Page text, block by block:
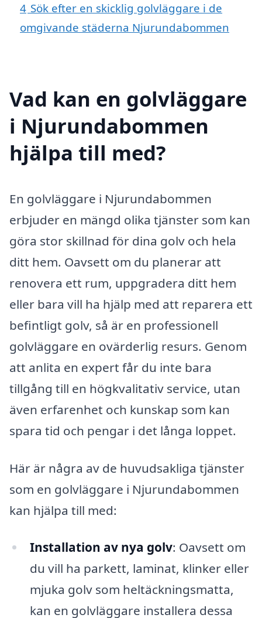
4 Sök efter en skicklig golvläggare i de
omgivande städerna Njurundabommen
Vad kan en golvläggare
i Njurundabommen
hjälpa till med?
En golvläggare i Njurundabommen
erbjuder en mängd olika tjänster som kan
göra stor skillnad för dina golv och hela
ditt hem. Oavsett om du planerar att
renovera ett rum, uppgradera ditt hem
eller bara vill ha hjälp med att reparera ett
befintligt golv, så är en professionell
golvläggare en ovärderlig resurs. Genom
att anlita en expert får du inte bara
tillgång till en högkvalitativ service, utan
även erfarenhet och kunskap som kan
spara tid och pengar i det långa loppet.
Här är några av de huvudsakliga tjänster
som en golvläggare i Njurundabommen
kan hjälpa till med:
Installation av nya golv: Oavsett om
du vill ha parkett, laminat, klinker eller
mjuka golv som heltäckningsmatta,
kan en golvläggare installera dessa